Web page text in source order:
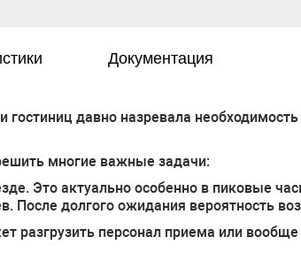
Документация
гостиниц давно назревала
многие важные задачи:
Это актуально особенно в пиковые
После долгого ожидания вероятность
разгрузить персонал приема или